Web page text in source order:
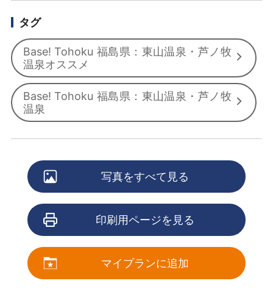
タグ
Base! Tohoku 福島県：東山温泉・芦ノ牧
温泉オススメ
Base! Tohoku 福島県：東山温泉・芦ノ牧
温泉
写真をすべて見る
印刷用ページを見る
マイプランに追加